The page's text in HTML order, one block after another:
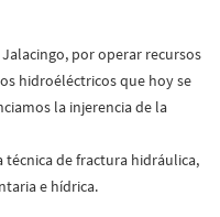
por operar recursos
hidroéléctricos que hoy se
la injerencia de la
de fractura hidráulica,
e hídrica.